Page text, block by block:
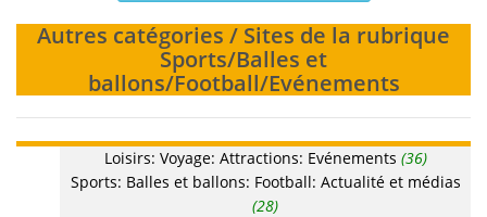
Autres catégories / Sites de la rubrique
Sports/Balles et
ballons/Football/Evénements
Loisirs: Voyage: Attractions: Evénements (36)
Sports: Balles et ballons: Football: Actualité et médias
(28)